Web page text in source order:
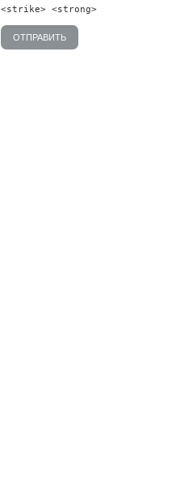
<strike> <strong>